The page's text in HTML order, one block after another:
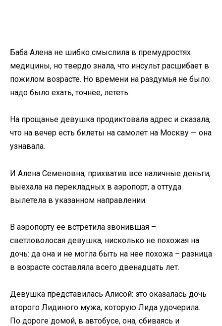
Баба Алена не шибко смыслила в премудростях
медицины, но твердо знала, что инсульт расшибает в
пожилом возрасте. Но времени на раздумья не было:
надо было ехать, точнее, лететь.
На прощанье девушка продиктовала адрес и сказала,
что на вечер есть билеты на самолет на Москву — она
узнавала.
И Алена Семеновна, прихватив все наличные деньги,
выехала на перекладных в аэропорт, а оттуда
вылетела в указанном направлении.
В аэропорту ее встретила звонившая –
светловолосая девушка, нисколько не похожая на
дочь: да она и не могла быть на нее похожа – разница
в возрасте составляла всего двенадцать лет.
Девушка представилась Алисой: это оказалась дочь
второго Лидиного мужа, которую Лида удочерила.
По дороге домой, в автобусе, она, сбиваясь и